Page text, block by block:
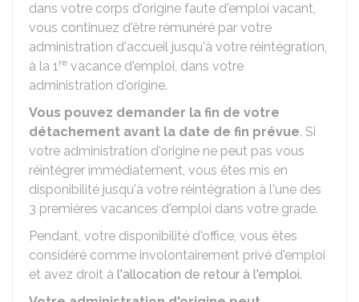
dans votre corps d'origine faute d'emploi vacant,
vous continuez d'être rémunéré par votre
administration d'accueil jusqu'à votre réintégration,
à la 1re vacance d'emploi, dans votre
administration d'origine.
Vous pouvez demander la fin de votre
détachement avant la date de fin prévue. Si
votre administration d'origine ne peut pas vous
réintégrer immédiatement, vous êtes mis en
disponibilité jusqu'à votre réintégration à l'une des
3 premières vacances d'emploi dans votre grade.
Pendant, votre disponibilité d'office, vous êtes
considéré comme involontairement privé d'emploi
et avez droit à l'allocation de retour à l'emploi.